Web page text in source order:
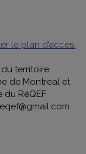
le plan d’accès.
territoire
de Montréal et
RéQEF